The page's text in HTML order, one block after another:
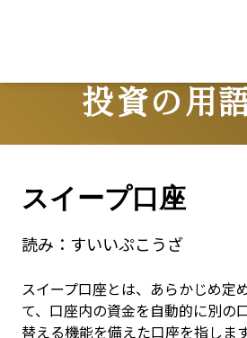
投資の用
スイープ口座
読み： すいいぷこうざ
スイープ口座とは、あらかじめ定
て、口座内の資金を自動的に別の
替える機能を備えた口座を指します